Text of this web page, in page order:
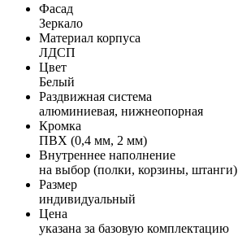
Фасад
Зеркало
Материал корпуса
ЛДСП
Цвет
Белый
Раздвижная система
алюминиевая, нижнеопорная
Кромка
ПВХ (0,4 мм, 2 мм)
Внутреннее наполнение
на выбор (полки, корзины, штанги)
Размер
индивидуальный
Цена
указана за базовую комплектацию